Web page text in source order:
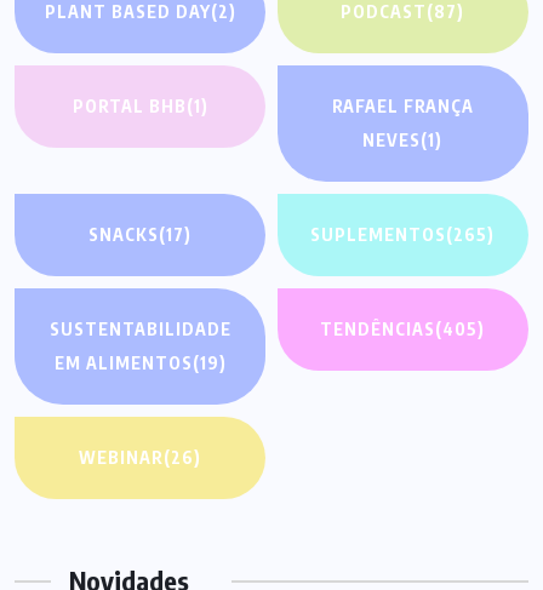
PLANT BASED DAY(2) PODCAST(87)
PORTAL BHB(1)
RAFAEL FRANÇA
NEVES(1)
SNACKS(17) SUPLEMENTOS(265)
SUSTENTABILIDADE
EM ALIMENTOS(19)
TENDÊNCIAS(405)
WEBINAR(26)
Novidades